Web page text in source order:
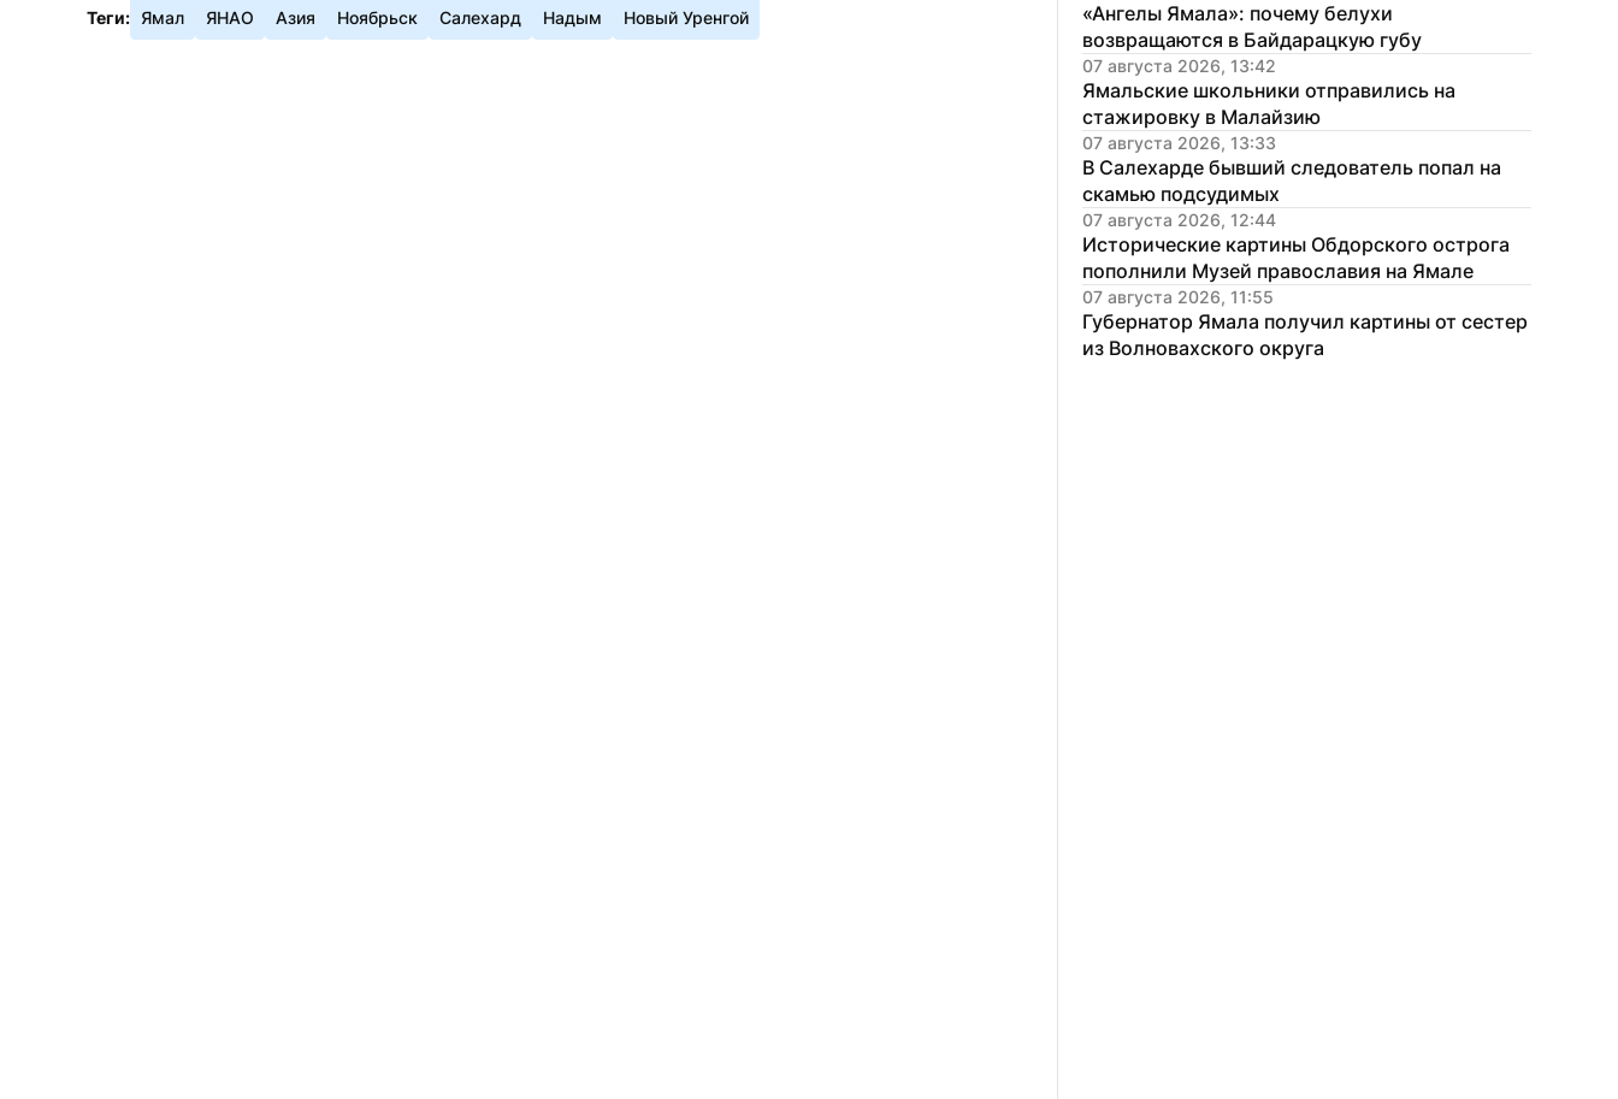
Теги: Ямал ЯНАО Азия Ноябрьск Салехард Надым Новый Уренгой
«Ангелы Ямала»: почему белухи
возвращаются в Байдарацкую губу
07 августа 2026, 13:42
Ямальские школьники отправились на
стажировку в Малайзию
07 августа 2026, 13:33
В Салехарде бывший следователь попал на
скамью подсудимых
07 августа 2026, 12:44
Исторические картины Обдорского острога
пополнили Музей православия на Ямале
07 августа 2026, 11:55
Губернатор Ямала получил картины от сестер
из Волновахского округа